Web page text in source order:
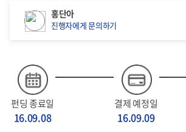
펀딩 종료일
16.09.08
결제 예정일
16.09.09
홍단아
진행자에게 문의하기